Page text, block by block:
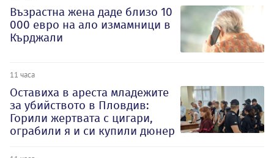
Възрастна жена даде близо 10
000 евро на ало измамници в
Кърджали
11 часа
Оставиха в ареста младежите
за убийството в Пловдив:
Горили жертвата с цигари,
ограбили я и си купили дюнер